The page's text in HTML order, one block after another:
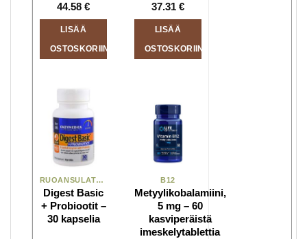
44.58 €
LISÄÄ
OSTOSKORIIN
37.31 €
LISÄÄ
OSTOSKORIIN
RUOANSULATUSKANAVAN TERVEYS
Digest Basic
+ Probiootit –
30 kapselia
B12
Metyylikobalamiini,
5 mg – 60
kasviperäistä
imeskelytablettia